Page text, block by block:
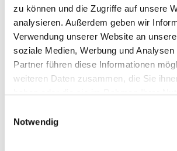
zu können und die Zugriffe auf unsere
analysieren. Außerdem geben wir
Verwendung unserer Website an
soziale Medien, Werbung und
Partner führen diese Informationen
weiteren Daten zusammen, die Sie
haben oder die sie im Rahmen Ihrer
Notwendig
01/ 2019 | Länderprofil
Länderreport: Costa Rica
Englisch (externer Link)